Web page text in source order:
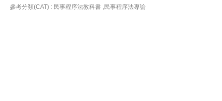
參考分類(CAT) : 民事程序法教科書 ,民事程序法專論